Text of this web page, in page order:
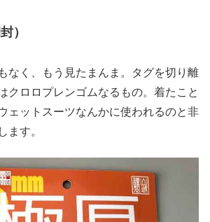
）
なく、もう見たまんま。タグを切り離
クロロプレンゴムなるもの。着たこと
ェットスーツなんかに使われるのと非
ます。